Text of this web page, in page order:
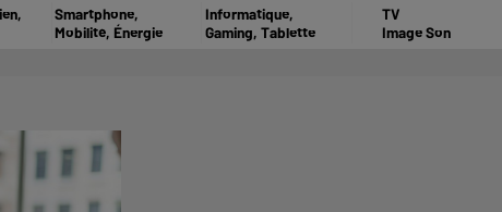
Smartphone,
Mobilité, Énergie
Informatique,
Gaming, Tablette
TV
Image Son